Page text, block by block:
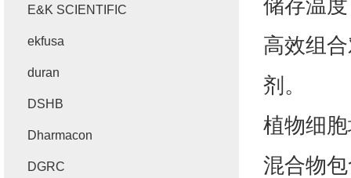
储存温
高效组
剂。
植物细
混合物
E&K SCIENTIFIC
ekfusa
duran
DSHB
Dharmacon
DGRC